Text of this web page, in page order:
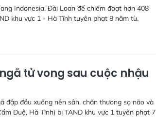
Indonesia, Đài Loan để chiếm đoạt hơn 408
khu vực 1 - Hà Tĩnh tuyên phạt 8 năm tù.
tử vong sau cuộc nhậu
đập đầu xuống nền sân, chấn thương sọ não và
Duệ, Hà Tĩnh) bị TAND khu vực 1 tuyên phạt 7